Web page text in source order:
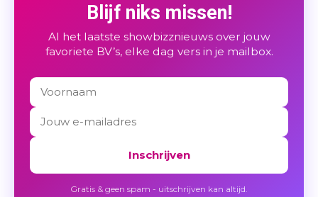
Blijf niks missen!
Al het laatste showbizznieuws over jouw
favoriete BV’s, elke dag vers in je mailbox.
Inschrijven
Gratis & geen spam - uitschrijven kan altijd.